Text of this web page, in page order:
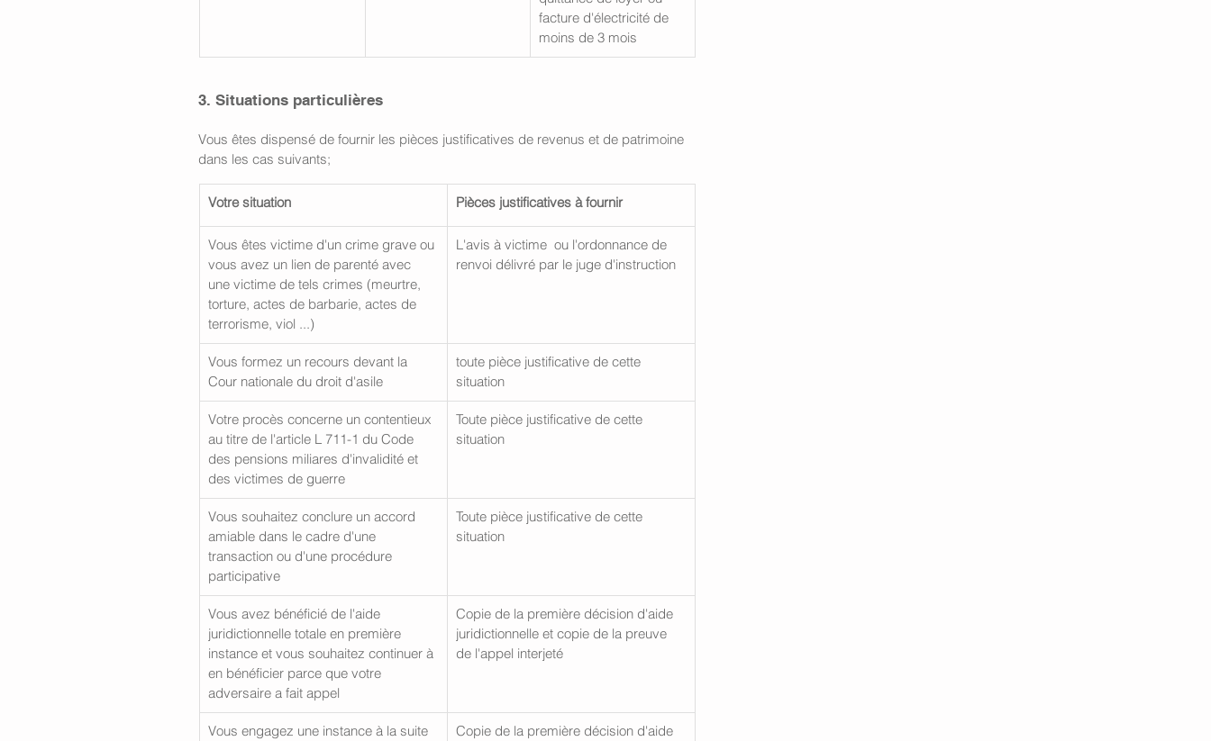
facture d'électricité de
moins de 3 mois
3. Situations particulières
Vous êtes dispensé de fournir les pièces justificatives de revenus et de patrimoine
dans les cas suivants;
Votre situation Pièces justificatives à fournir
Vous êtes victime d'un crime grave ou
vous avez un lien de parenté avec
une victime de tels crimes (meurtre,
torture, actes de barbarie, actes de
terrorisme, viol ...)
L'avis à victime  ou l'ordonnance de
renvoi délivré par le juge d'instruction
Vous formez un recours devant la
Cour nationale du droit d'asile
toute pièce justificative de cette
situation
Votre procès concerne un contentieux
au titre de l'article L 711-1 du Code
des pensions miliares d'invalidité et
des victimes de guerre
Toute pièce justificative de cette
situation
Vous souhaitez conclure un accord
amiable dans le cadre d'une
transaction ou d'une procédure
participative
Toute pièce justificative de cette
situation
Vous avez bénéficié de l'aide
juridictionnelle totale en première
instance et vous souhaitez continuer à
en bénéficier parce que votre
adversaire a fait appel
Copie de la première décision d'aide
juridictionnelle et copie de la preuve
de l'appel interjeté
Vous engagez une instance à la suite
Copie de la première décision d'aide